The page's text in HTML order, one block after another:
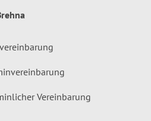
Vereinbarung